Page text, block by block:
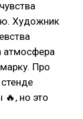
Художник
атмосфера
Про
но это